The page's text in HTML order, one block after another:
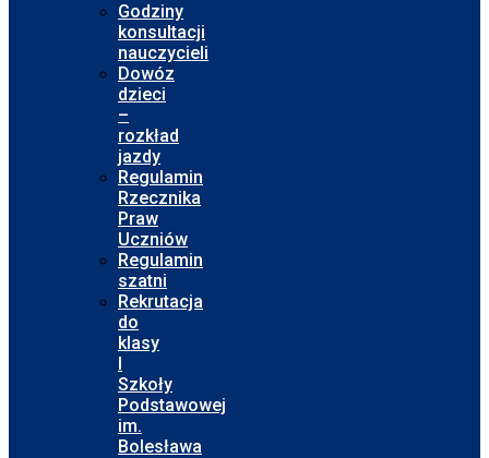
Godziny
konsultacji
nauczycieli
Dowóz
dzieci
–
rozkład
jazdy
Regulamin
Rzecznika
Praw
Uczniów
Regulamin
szatni
Rekrutacja
do
klasy
I
Szkoły
Podstawowej
im.
Bolesława